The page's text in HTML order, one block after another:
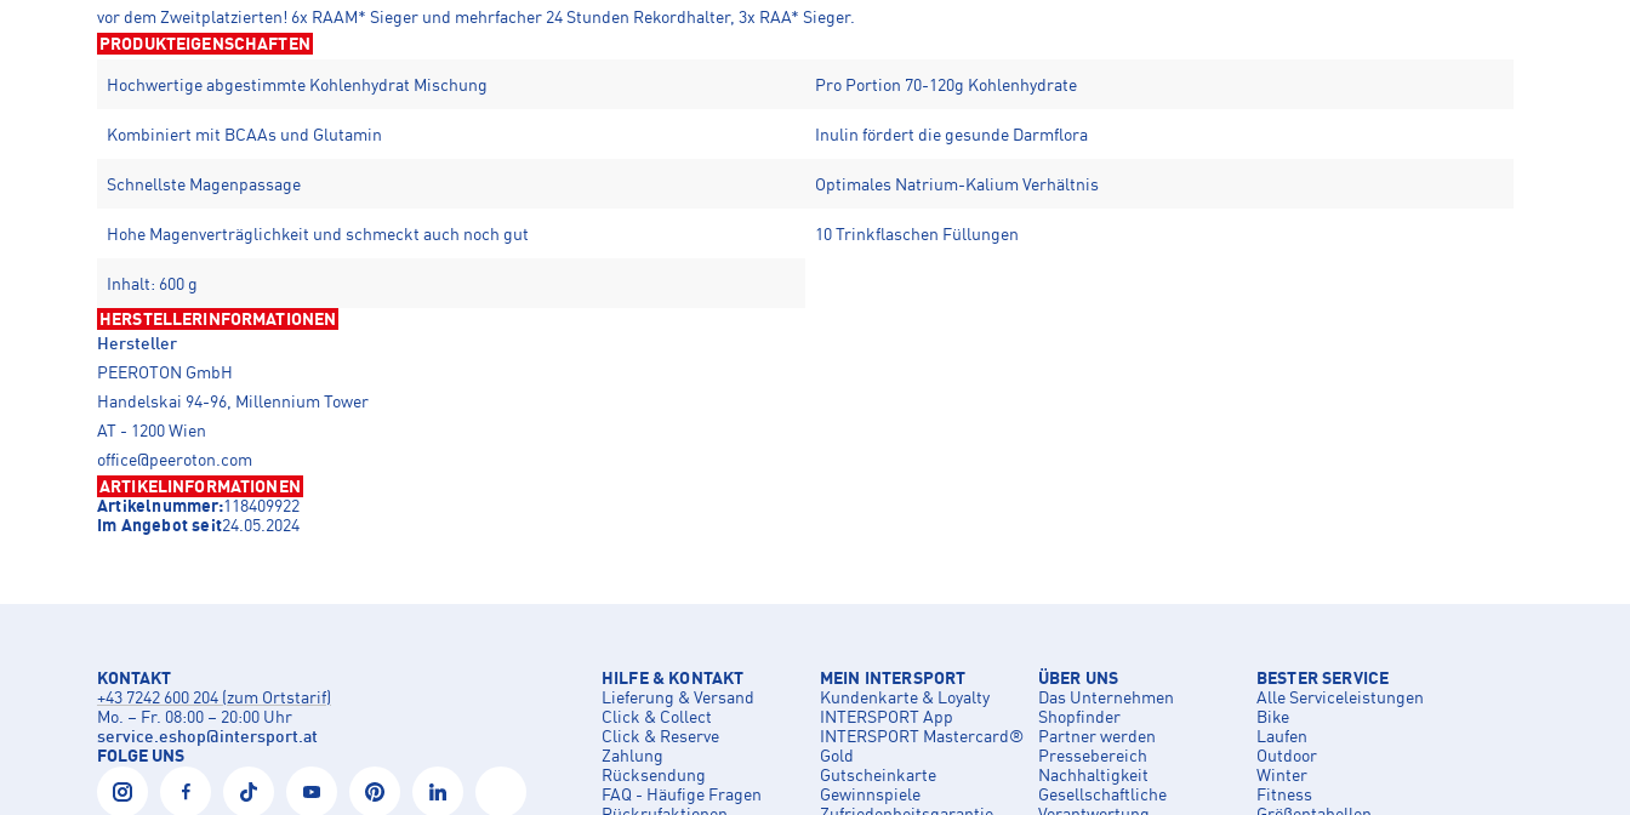
vor dem Zweitplatzierten! 6x RAAM* Sieger und mehrfacher 24 Stunden Rekordhalter, 3x RAA* Sieger.
PRODUKTEIGENSCHAFTEN
Hochwertige abgestimmte Kohlenhydrat Mischung Pro Portion 70-120g Kohlenhydrate
Kombiniert mit BCAAs und Glutamin Inulin fördert die gesunde Darmflora
Schnellste Magenpassage Optimales Natrium-Kalium Verhältnis
Hohe Magenverträglichkeit und schmeckt auch noch gut 10 Trinkflaschen Füllungen
Inhalt: 600 g
HERSTELLERINFORMATIONEN
Hersteller
PEEROTON GmbH
Handelskai 94-96, Millennium Tower
AT - 1200 Wien
office@peeroton.com
ARTIKELINFORMATIONEN
Artikelnummer:118409922
Im Angebot seit24.05.2024
KONTAKT
+43 7242 600 204 (zum Ortstarif)
Mo. – Fr. 08:00 – 20:00 Uhr
service.eshop@intersport.at
FOLGE UNS
HILFE & KONTAKT
Lieferung & Versand
Click & Collect
Click & Reserve
Zahlung
Rücksendung
FAQ - Häufige Fragen
MEIN INTERSPORT
Kundenkarte & Loyalty
INTERSPORT App
INTERSPORT Mastercard®
Gold
Gutscheinkarte
Gewinnspiele
ÜBER UNS
Das Unternehmen
Shopfinder
Partner werden
Pressebereich
Nachhaltigkeit
Gesellschaftliche
BESTER SERVICE
Alle Serviceleistungen
Bike
Laufen
Outdoor
Winter
Fitness